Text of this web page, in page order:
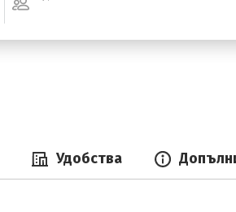
Удобства